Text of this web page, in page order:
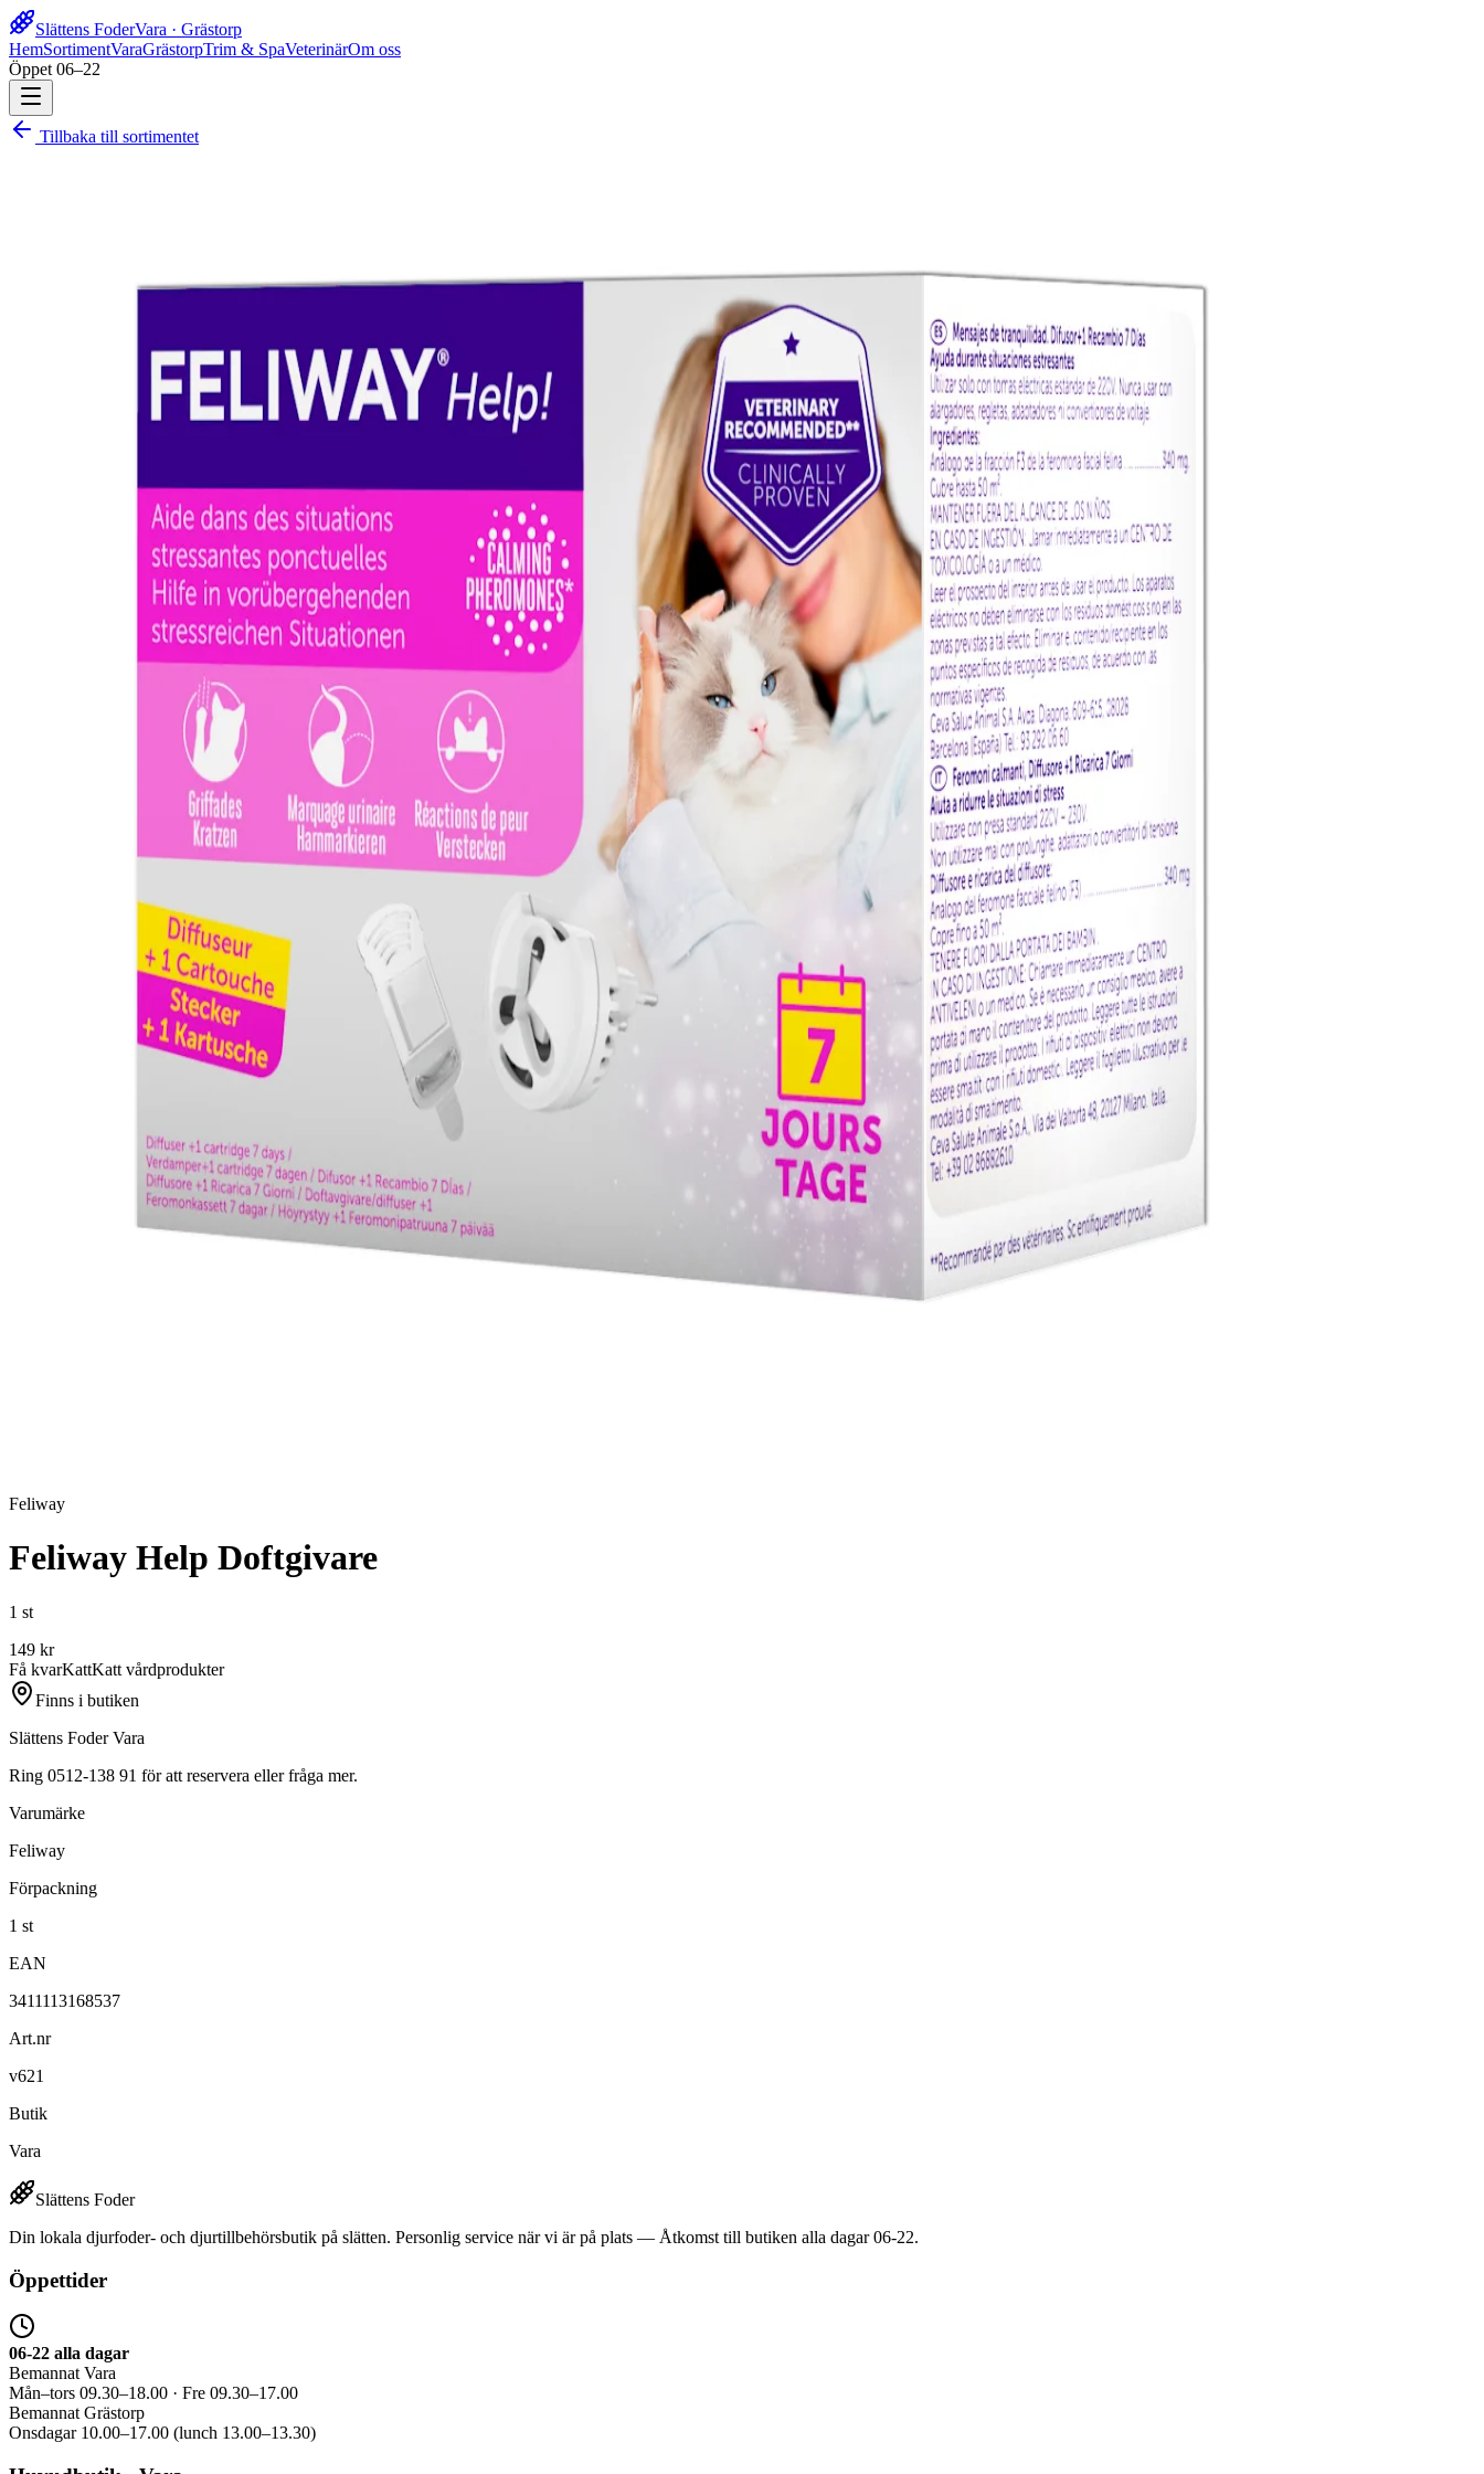
Slättens FoderVara · Grästorp
HemSortimentVaraGrästorpTrim & SpaVeterinärOm oss
Öppet 06–22
Tillbaka till sortimentet
Feliway
Feliway Help Doftgivare
1 st
149 kr
Få kvarKattKatt vårdprodukter
Finns i butiken
Slättens Foder Vara
Ring 0512-138 91 för att reservera eller fråga mer.
Varumärke
Feliway
Förpackning
1 st
EAN
3411113168537
Art.nr
v621
Butik
Vara
Slättens Foder
Din lokala djurfoder- och djurtillbehörsbutik på slätten. Personlig service när vi är på plats — Åtkomst till butiken alla dagar 06-22.
Öppettider
06-22 alla dagar
Bemannat Vara
Mån–tors 09.30–18.00 · Fre 09.30–17.00
Bemannat Grästorp
Onsdagar 10.00–17.00 (lunch 13.00–13.30)